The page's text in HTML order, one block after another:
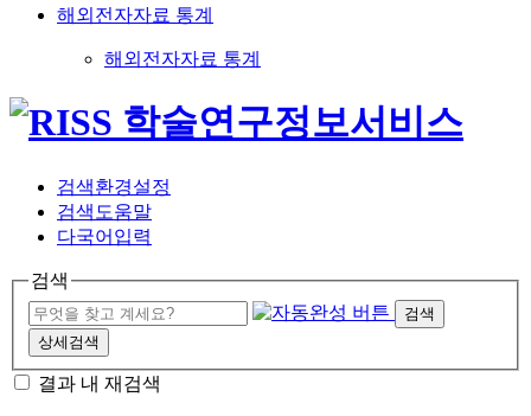
해외전자자료 통계
해외전자자료 통계
검색환경설정
검색도움말
다국어입력
검색
검색
상세검색
결과 내 재검색